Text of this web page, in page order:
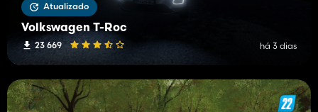
Atualizado
Volkswagen T-Roc
23 669 há 3 dias